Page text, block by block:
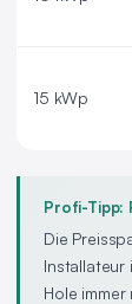
15 kWp
Profi-Tipp:
Die
Hole